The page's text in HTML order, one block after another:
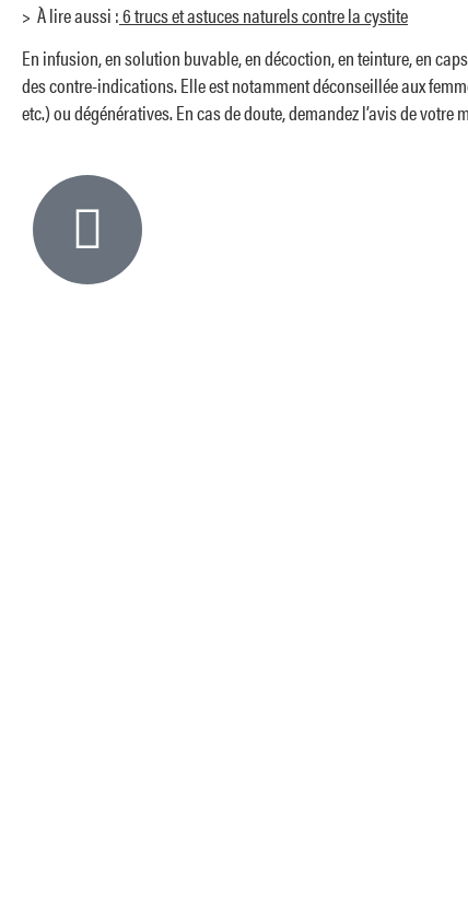
> À lire aussi :6 trucs et astuces naturels contre la cystite
En infusion, en solution buvable, en décoction, en teinture, en
des contre-indications. Elle est notamment déconseillée aux
etc.) ou dégénératives. En cas de doute, demandez l’avis de votre